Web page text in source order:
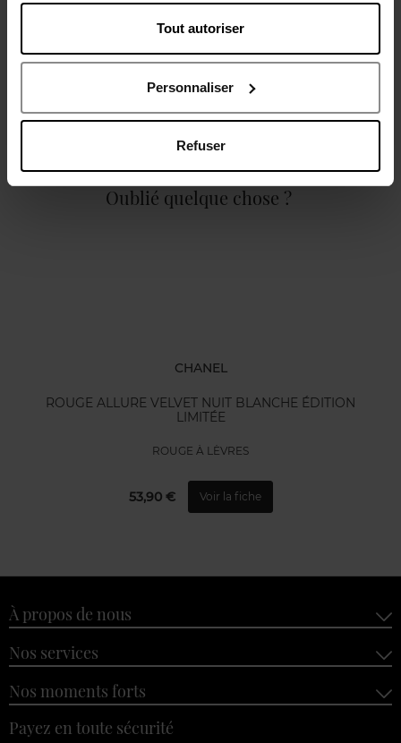
Tout autoriser
Personnaliser
Refuser
Caractéristiques
Oublié quelque chose ?
CHANEL
ROUGE ALLURE VELVET NUIT BLANCHE ÉDITION
LIMITÉE
ROUGE À LÈVRES
53,90 € Voir la fiche
À propos de nous
Nos services
Nos moments forts
Payez en toute sécurité